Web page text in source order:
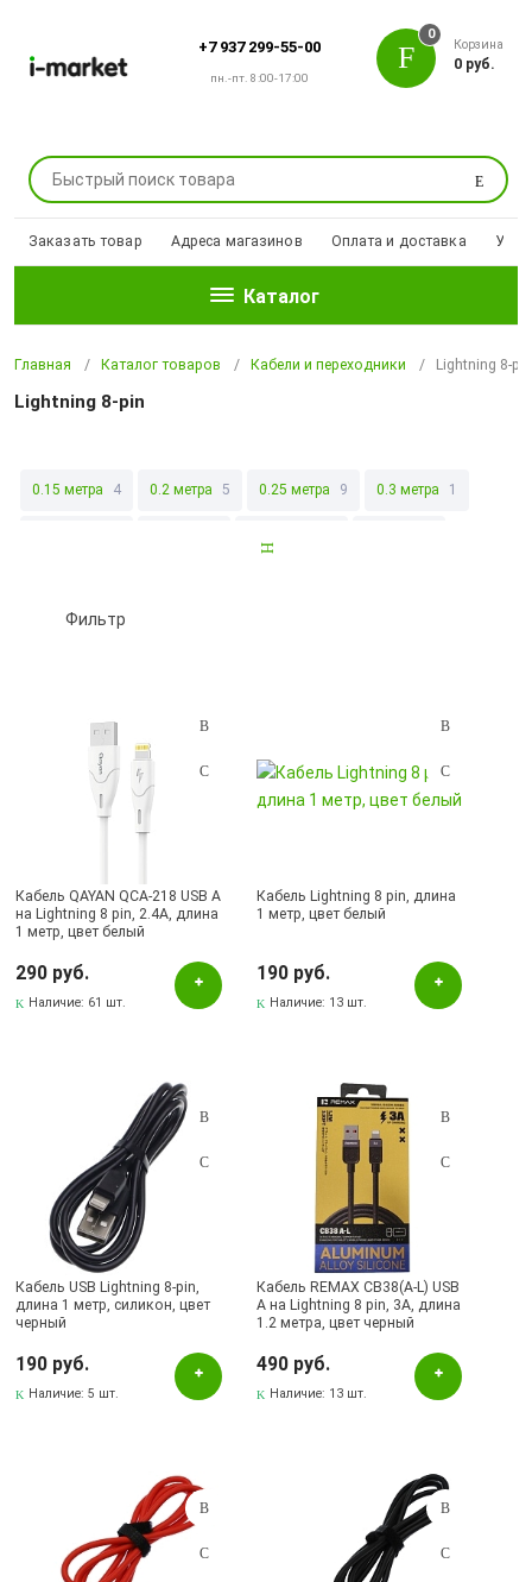
+7 937 299-55-00
пн.-пт. 8:00-17:00
Поиск
0
Корзина
0 руб.
Заказать товар Адреса магазинов Оплата и доставка
Каталог
Главная Каталог товаров Кабели и переходники Lightning 8-pin
Lightning 8-pin
0.15 метра 4 0.2 метра 5 0.25 метра 9 0.3 метра 1
Фильтр
Розничная цена
Цвет
Золотистый
Красный
Розовый
Серебристый
Серый
Синий
Черный
BOROFONE
Кабель QAYAN QCA-218 USB A
на Lightning 8 pin, 2.4A, длина
1 метр, цвет белый
290 руб.
Наличие: 61 шт.
Кабель Lightning 8 pin, длина
1 метр, цвет белый
190 руб.
Наличие: 13 шт.
Кабель USB Lightning 8-pin,
длина 1 метр, силикон, цвет
черный
190 руб.
Наличие:5 шт.
Кабель REMAX CB38(A-L) USB
A на Lightning 8 pin, 3А, длина
1.2 метра, цвет черный
490 руб.
Наличие: 13 шт.